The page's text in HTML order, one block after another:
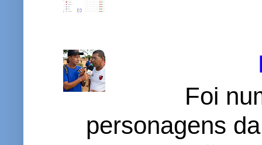
Foi
personagens